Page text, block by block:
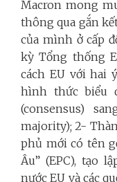
Macron mong
thông qua gắn
của mình ở cấp
kỳ Tổng thống
cách EU với hai
hình thức biểu
(consensus)
majority); 2-
phủ mới có tên
Âu” (EPC), tạo
nước EU và các